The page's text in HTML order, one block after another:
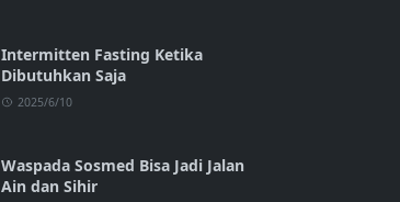
Intermitten Fasting Ketika
Dibutuhkan Saja
2025/6/10
Waspada Sosmed Bisa Jadi Jalan
Ain dan Sihir